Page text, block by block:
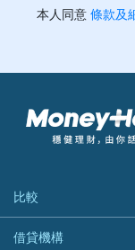
比較
私人貸款比較
借貸機構